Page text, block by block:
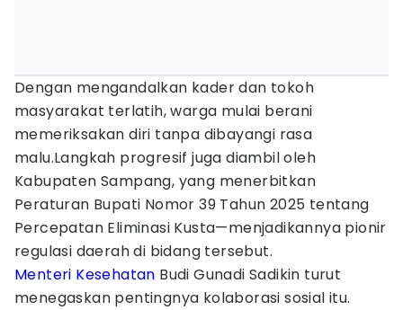
Dengan mengandalkan kader dan tokoh
masyarakat terlatih, warga mulai berani
memeriksakan diri tanpa dibayangi rasa
malu.Langkah progresif juga diambil oleh
Kabupaten Sampang, yang menerbitkan
Peraturan Bupati Nomor 39 Tahun 2025 tentang
Percepatan Eliminasi Kusta—menjadikannya pionir
regulasi daerah di bidang tersebut.
Menteri Kesehatan Budi Gunadi Sadikin turut
menegaskan pentingnya kolaborasi sosial itu.